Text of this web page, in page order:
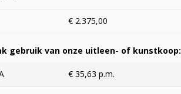
€ 2.375,00
gebruik van onze uitleen- of kunstkoop:
€ 35,63 p.m.